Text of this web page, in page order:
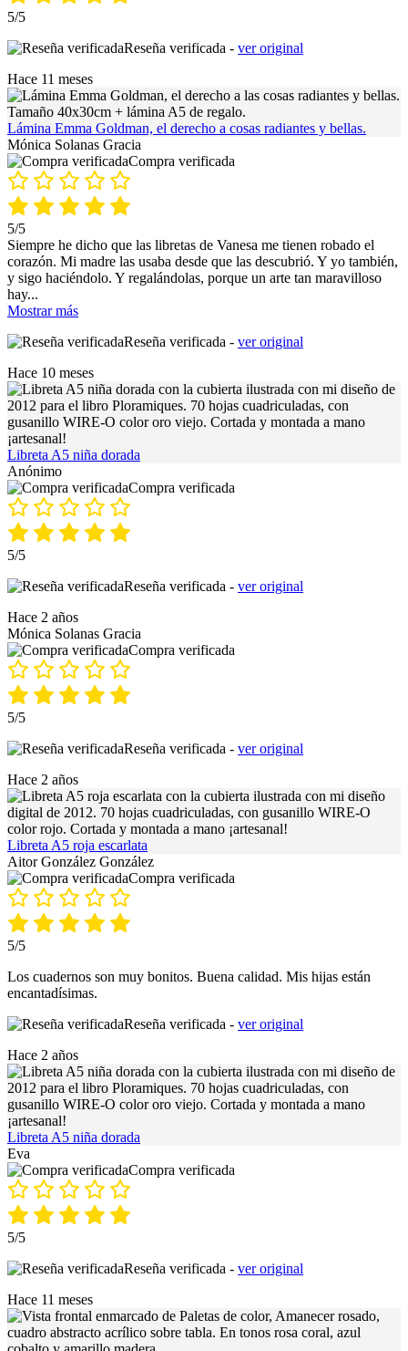
5/5
Reseña verificada - ver original
Hace 11 meses
Lámina Emma Goldman, el derecho a cosas radiantes y bellas.
Mónica Solanas Gracia
Compra verificada
5/5
Siempre he dicho que las libretas de Vanesa me tienen robado el
corazón. Mi madre las usaba desde que las descubrió. Y yo también,
y sigo haciéndolo. Y regalándolas, porque un arte tan maravilloso
hay...
Mostrar más
Reseña verificada - ver original
Hace 10 meses
Libreta A5 niña dorada
Anónimo
Compra verificada
5/5
Reseña verificada - ver original
Hace 2 años
Mónica Solanas Gracia
Compra verificada
5/5
Reseña verificada - ver original
Hace 2 años
Libreta A5 roja escarlata
Aitor González González
Compra verificada
5/5
Los cuadernos son muy bonitos. Buena calidad. Mis hijas están
encantadísimas.
Reseña verificada - ver original
Hace 2 años
Libreta A5 niña dorada
Eva
Compra verificada
5/5
Reseña verificada - ver original
Hace 11 meses